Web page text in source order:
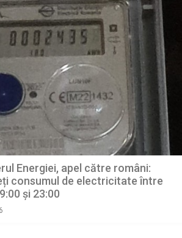
Energiei, apel către români:
consumul de electricitate între
și 23:00